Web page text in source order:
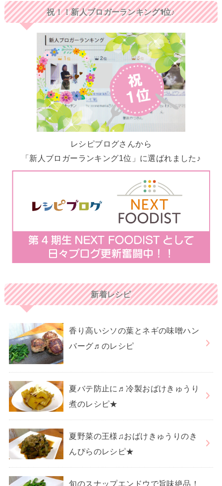
祝！！新人ブロガーランキング1位♪
レシピブログさんから
「新人ブロガーランキング1位」に選ばれました♪
新着レシピ
香り高いシソの葉とネギの味噌ハン
バーグ♬のレシピ
夏バテ防止に♬冷製おばけきゅうり
煮のレシピ★
夏野菜の王様♫おばけきゅうりのき
んぴらのレシピ★
旬のスナップエンドウで旨味絶品！